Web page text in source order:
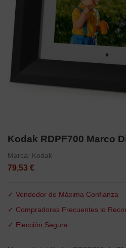
Kodak RDPF700 Marco
Marca: Kodak
79,53 €
✓ Vendedor de Máxima Confianza
✓ Compradores Frecuentes lo
✓ Elección Segura